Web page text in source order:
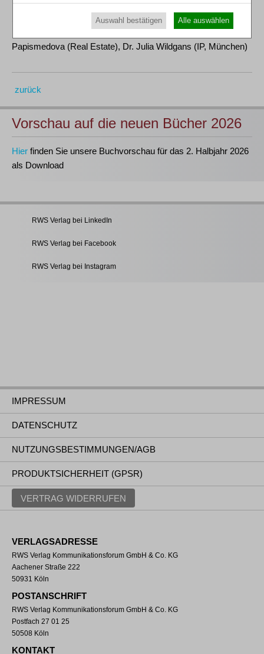
(München), Dr. Philipp Treß (Berlin), Dr. Tim Weill (alle
Papismedova (Real Estate), Dr. Julia Wildgans (IP, München)
zurück
Vorschau auf die neuen Bücher 2026
Hier finden Sie unsere Buchvorschau für das 2. Halbjahr 2026
als Download
RWS Verlag bei LinkedIn
RWS Verlag bei Facebook
RWS Verlag bei Instagram
IMPRESSUM
DATENSCHUTZ
NUTZUNGSBESTIMMUNGEN/AGB
PRODUKTSICHERHEIT (GPSR)
VERTRAG WIDERRUFEN
VERLAGSADRESSE
RWS Verlag Kommunikationsforum GmbH & Co. KG
Aachener Straße 222
50931 Köln
POSTANSCHRIFT
RWS Verlag Kommunikationsforum GmbH & Co. KG
Postfach 27 01 25
50508 Köln
KONTAKT
Auswahl bestätigen Alle auswählen